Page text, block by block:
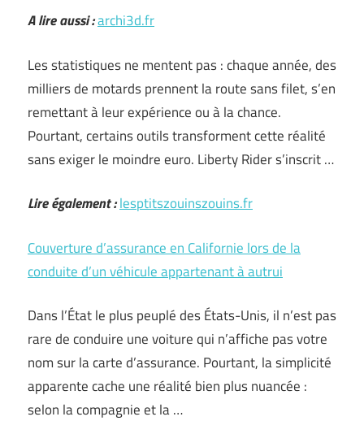
A lire aussi :archi3d.fr
Les statistiques ne mentent pas : chaque année, des
milliers de motards prennent la route sans filet, s’en
remettant à leur expérience ou à la chance.
Pourtant, certains outils transforment cette réalité
sans exiger le moindre euro. Liberty Rider s’inscrit …
Lire également :lesptitszouinszouins.fr
Couverture d’assurance en Californie lors de la
conduite d’un véhicule appartenant à autrui
Dans l’État le plus peuplé des États-Unis, il n’est pas
rare de conduire une voiture qui n’affiche pas votre
nom sur la carte d’assurance. Pourtant, la simplicité
apparente cache une réalité bien plus nuancée :
selon la compagnie et la …